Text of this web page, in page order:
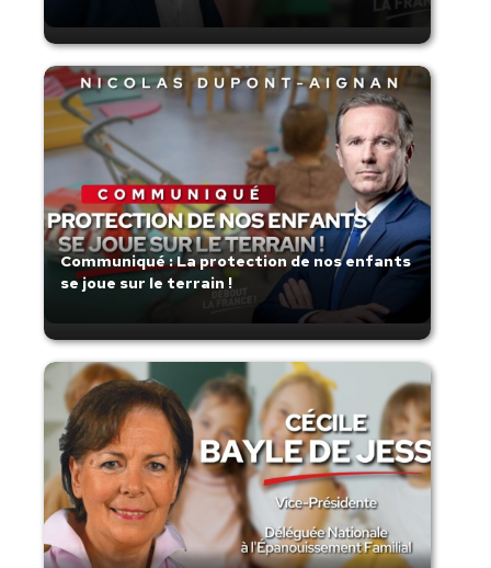
Communiqué : La protection de nos enfants
se joue sur le terrain !